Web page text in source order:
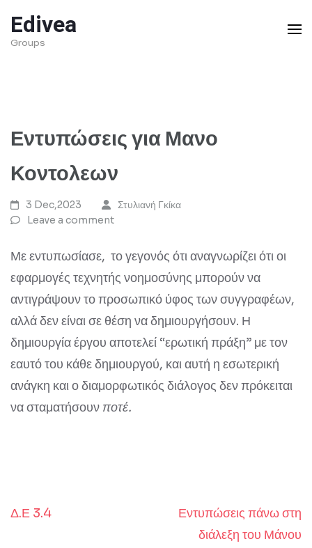
to
content
Edivea
Groups
Εντυπώσεις για Μανο
Κοντολεων
3 Dec,2023
Στυλιανή Γκίκα
Leave a comment
Με εντυπωσίασε, το γεγονός ότι αναγνωρίζει ότι οι
εφαρμογές τεχνητής νοημοσύνης μπορούν να
αντιγράψουν το προσωπικό ύφος των συγγραφέων,
αλλά δεν είναι σε θέση να δημιουργήσουν. Η
δημιουργία έργου αποτελεί “ερωτική πράξη” με τον
εαυτό του κάθε δημιουργού, και αυτή η εσωτερική
ανάγκη και ο διαμορφωτικός διάλογος δεν πρόκειται
να σταματήσουν ποτέ.
Post
Δ.Ε 3.4
Εντυπώσεις πάνω στη
διάλεξη του Μάνου